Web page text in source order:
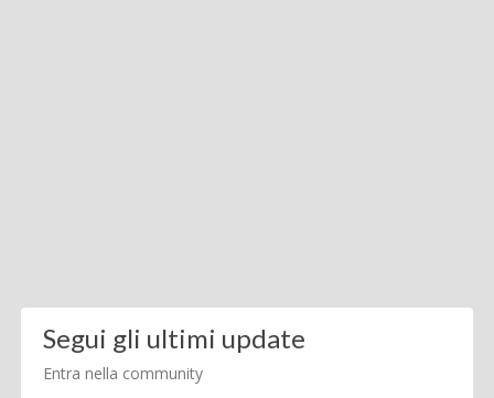
Segui gli ultimi update
Entra nella community